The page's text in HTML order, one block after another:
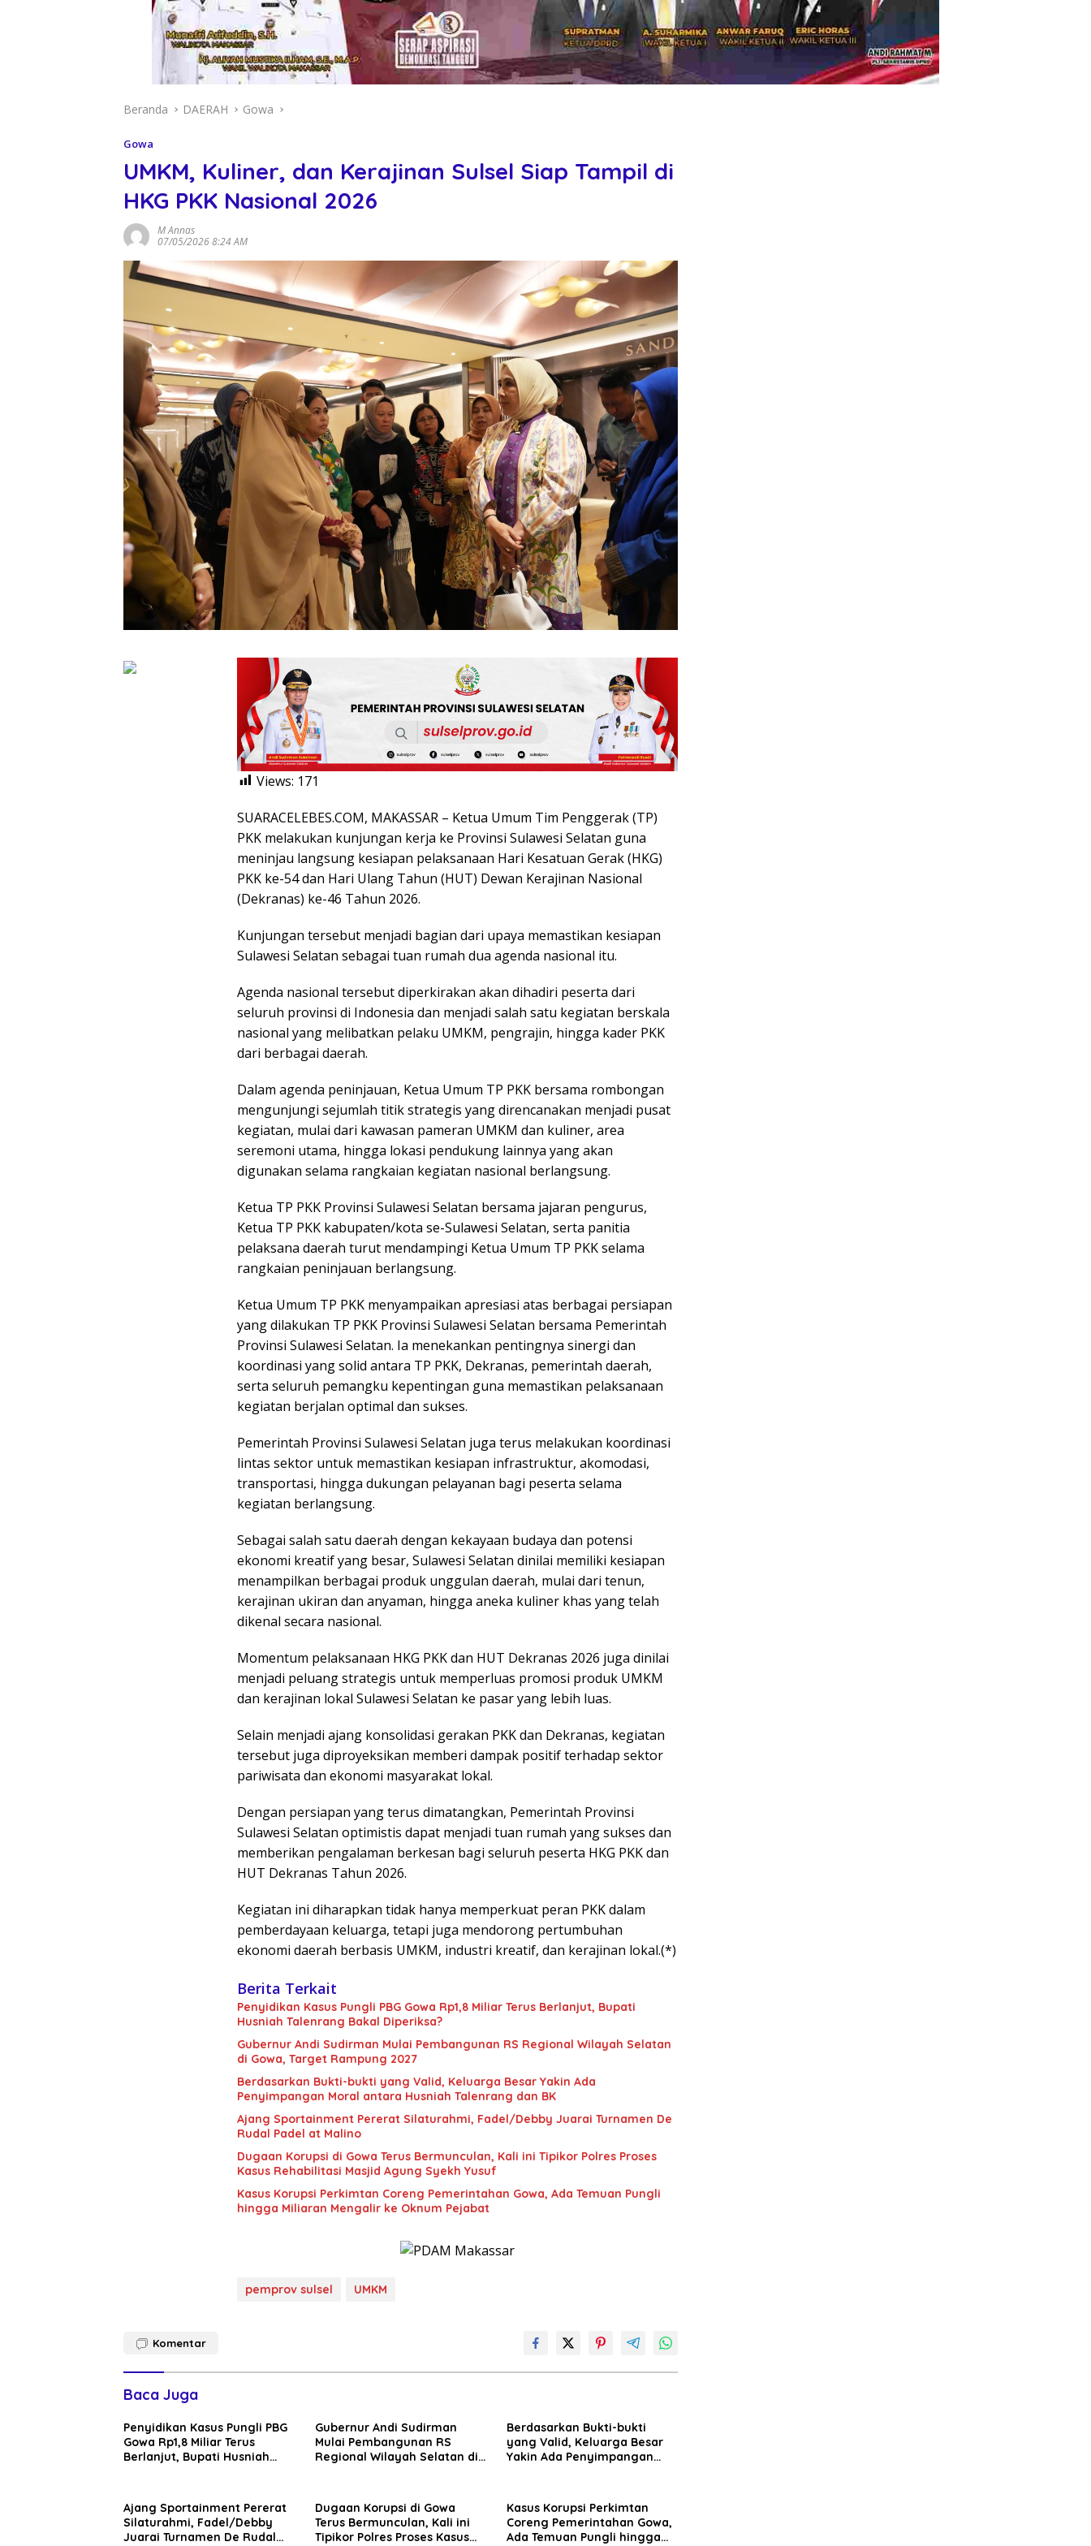
Beranda DAERAH Gowa
Gowa
UMKM, Kuliner, dan Kerajinan Sulsel Siap Tampil di
HKG PKK Nasional 2026
M Annas
07/05/2026 8:24 AM
Views: 171
SUARACELEBES.COM, MAKASSAR – Ketua Umum Tim Penggerak (TP)
PKK melakukan kunjungan kerja ke Provinsi Sulawesi Selatan guna
meninjau langsung kesiapan pelaksanaan Hari Kesatuan Gerak (HKG)
PKK ke-54 dan Hari Ulang Tahun (HUT) Dewan Kerajinan Nasional
(Dekranas) ke-46 Tahun 2026.
Kunjungan tersebut menjadi bagian dari upaya memastikan kesiapan
Sulawesi Selatan sebagai tuan rumah dua agenda nasional itu.
Agenda nasional tersebut diperkirakan akan dihadiri peserta dari
seluruh provinsi di Indonesia dan menjadi salah satu kegiatan berskala
nasional yang melibatkan pelaku UMKM, pengrajin, hingga kader PKK
dari berbagai daerah.
Dalam agenda peninjauan, Ketua Umum TP PKK bersama rombongan
mengunjungi sejumlah titik strategis yang direncanakan menjadi pusat
kegiatan, mulai dari kawasan pameran UMKM dan kuliner, area
seremoni utama, hingga lokasi pendukung lainnya yang akan
digunakan selama rangkaian kegiatan nasional berlangsung.
Ketua TP PKK Provinsi Sulawesi Selatan bersama jajaran pengurus,
Ketua TP PKK kabupaten/kota se-Sulawesi Selatan, serta panitia
pelaksana daerah turut mendampingi Ketua Umum TP PKK selama
rangkaian peninjauan berlangsung.
Ketua Umum TP PKK menyampaikan apresiasi atas berbagai persiapan
yang dilakukan TP PKK Provinsi Sulawesi Selatan bersama Pemerintah
Provinsi Sulawesi Selatan. Ia menekankan pentingnya sinergi dan
koordinasi yang solid antara TP PKK, Dekranas, pemerintah daerah,
serta seluruh pemangku kepentingan guna memastikan pelaksanaan
kegiatan berjalan optimal dan sukses.
Pemerintah Provinsi Sulawesi Selatan juga terus melakukan koordinasi
lintas sektor untuk memastikan kesiapan infrastruktur, akomodasi,
transportasi, hingga dukungan pelayanan bagi peserta selama
kegiatan berlangsung.
Sebagai salah satu daerah dengan kekayaan budaya dan potensi
ekonomi kreatif yang besar, Sulawesi Selatan dinilai memiliki kesiapan
menampilkan berbagai produk unggulan daerah, mulai dari tenun,
kerajinan ukiran dan anyaman, hingga aneka kuliner khas yang telah
dikenal secara nasional.
Momentum pelaksanaan HKG PKK dan HUT Dekranas 2026 juga dinilai
menjadi peluang strategis untuk memperluas promosi produk UMKM
dan kerajinan lokal Sulawesi Selatan ke pasar yang lebih luas.
Selain menjadi ajang konsolidasi gerakan PKK dan Dekranas, kegiatan
tersebut juga diproyeksikan memberi dampak positif terhadap sektor
pariwisata dan ekonomi masyarakat lokal.
Dengan persiapan yang terus dimatangkan, Pemerintah Provinsi
Sulawesi Selatan optimistis dapat menjadi tuan rumah yang sukses dan
memberikan pengalaman berkesan bagi seluruh peserta HKG PKK dan
HUT Dekranas Tahun 2026.
Kegiatan ini diharapkan tidak hanya memperkuat peran PKK dalam
pemberdayaan keluarga, tetapi juga mendorong pertumbuhan
ekonomi daerah berbasis UMKM, industri kreatif, dan kerajinan lokal.(*)
Berita Terkait
Penyidikan Kasus Pungli PBG Gowa Rp1,8 Miliar Terus Berlanjut, Bupati
Husniah Talenrang Bakal Diperiksa?
Gubernur Andi Sudirman Mulai Pembangunan RS Regional Wilayah Selatan
di Gowa, Target Rampung 2027
Berdasarkan Bukti-bukti yang Valid, Keluarga Besar Yakin Ada
Penyimpangan Moral antara Husniah Talenrang dan BK
Ajang Sportainment Pererat Silaturahmi, Fadel/Debby Juarai Turnamen De
Rudal Padel at Malino
Dugaan Korupsi di Gowa Terus Bermunculan, Kali ini Tipikor Polres Proses
Kasus Rehabilitasi Masjid Agung Syekh Yusuf
Kasus Korupsi Perkimtan Coreng Pemerintahan Gowa, Ada Temuan Pungli
hingga Miliaran Mengalir ke Oknum Pejabat
pemprov sulsel UMKM
Komentar
Baca Juga
Penyidikan Kasus Pungli PBG
Gowa Rp1,8 Miliar Terus
Berlanjut, Bupati Husniah
Gubernur Andi Sudirman
Mulai Pembangunan RS
Regional Wilayah Selatan di
Berdasarkan Bukti-bukti
yang Valid, Keluarga Besar
Yakin Ada Penyimpangan
Ajang Sportainment Pererat
Silaturahmi, Fadel/Debby
Juarai Turnamen De Rudal
Dugaan Korupsi di Gowa
Terus Bermunculan, Kali ini
Tipikor Polres Proses Kasus
Kasus Korupsi Perkimtan
Coreng Pemerintahan Gowa,
Ada Temuan Pungli hingga